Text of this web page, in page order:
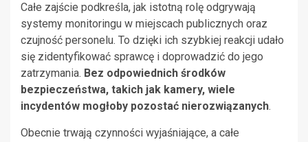
Całe zajście podkreśla, jak istotną rolę odgrywają
systemy monitoringu w miejscach publicznych oraz
czujność personelu. To dzięki ich szybkiej reakcji udało
się zidentyfikować sprawcę i doprowadzić do jego
zatrzymania. Bez odpowiednich środków
bezpieczeństwa, takich jak kamery, wiele
incydentów mogłoby pozostać nierozwiązanych.
Obecnie trwają czynności wyjaśniające, a całe